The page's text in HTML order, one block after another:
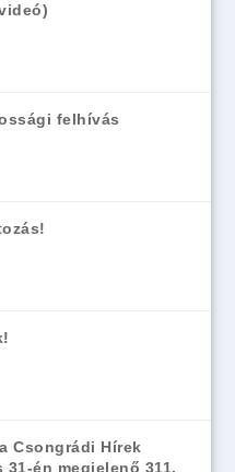
felhívás
Csongrádi Hírek
én megjelenő 311.